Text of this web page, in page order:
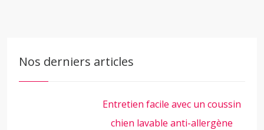
Nos derniers articles
Entretien facile avec un coussin
chien lavable anti-allergène